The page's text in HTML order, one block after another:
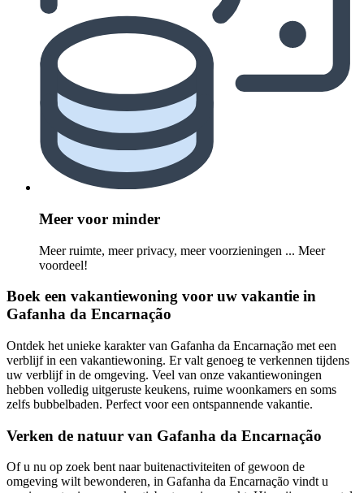
Meer voor minder
Meer ruimte, meer privacy, meer voorzieningen ... Meer
voordeel!
Boek een vakantiewoning voor uw vakantie in
Gafanha da Encarnação
Ontdek het unieke karakter van Gafanha da Encarnação met een
verblijf in een vakantiewoning. Er valt genoeg te verkennen tijdens
uw verblijf in de omgeving. Veel van onze vakantiewoningen
hebben volledig uitgeruste keukens, ruime woonkamers en soms
zelfs bubbelbaden. Perfect voor een ontspannende vakantie.
Verken de natuur van Gafanha da Encarnação
Of u nu op zoek bent naar buitenactiviteiten of gewoon de
omgeving wilt bewonderen, in Gafanha da Encarnação vindt u